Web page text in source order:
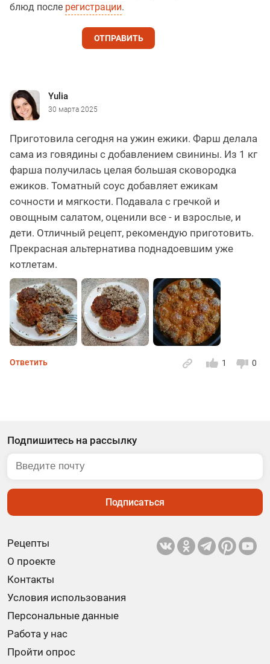
блюд после регистрации.
ОТПРАВИТЬ
Yulia
30 марта 2025
Приготовила сегодня на ужин ежики. Фарш делала
сама из говядины с добавлением свинины. Из 1 кг
фарша получилась целая большая сковородка
ежиков. Томатный соус добавляет ежикам
сочности и мягкости. Подавала с гречкой и
овощным салатом, оценили все - и взрослые, и
дети. Отличный рецепт, рекомендую приготовить.
Прекрасная альтернатива поднадоевшим уже
котлетам.
0
1
Ответить
Рецепты
О проекте
Контакты
Условия использования
Персональные данные
Работа у нас
Пройти опрос
Подпишитесь на рассылку
Подписаться